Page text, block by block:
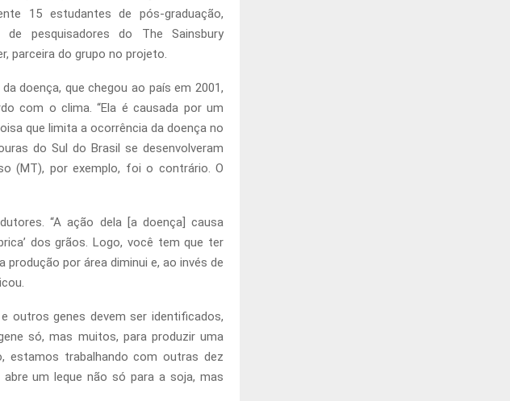
15 estudantes de pós-graduação,
pesquisadores do The Sainsbury
parceira do grupo no projeto.
doença, que chegou ao país em 2001,
com o clima. “Ela é causada por um
que limita a ocorrência da doença no
do Sul do Brasil se desenvolveram
(MT), por exemplo, foi o contrário. O
“A ação dela [a doença] causa
dos grãos. Logo, você tem que ter
por área diminui e, ao invés de
outros genes devem ser identificados,
só, mas muitos, para produzir uma
estamos trabalhando com outras dez
um leque não só para a soja, mas